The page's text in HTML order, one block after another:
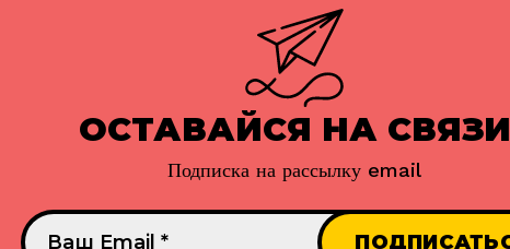
ОСТАВАЙСЯ НА СВЯЗИ
Подписка на рассылку email